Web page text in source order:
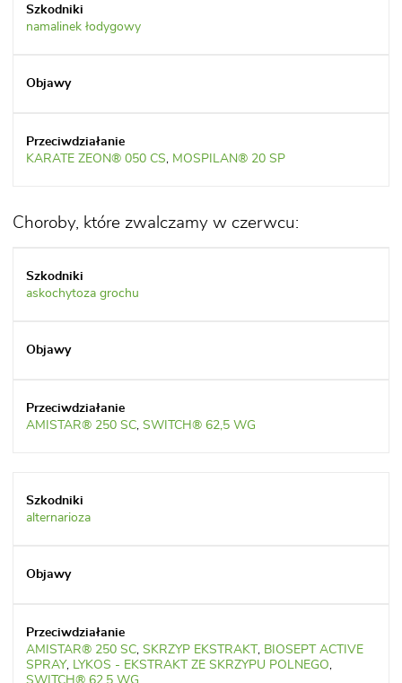
namalinek łodygowy
KARATE ZEON® 050 CS, MOSPILAN® 20 SP
Choroby, które zwalczamy w czerwcu:
askochytoza grochu
AMISTAR® 250 SC, SWITCH® 62,5 WG
alternarioza
AMISTAR® 250 SC, SKRZYP EKSTRAKT , BIOSEPT ACTIVE
SPRAY, LYKOS - EKSTRAKT ZE SKRZYPU POLNEGO,
SWITCH® 62,5 WG